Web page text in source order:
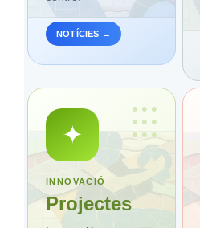
NOTÍCIES →
•••
•••
•••
✦
INNOVACIÓ
Projectes